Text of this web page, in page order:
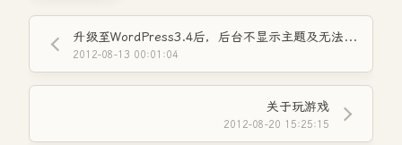
升级至WordPress3.4后，后台不显示主题及无法编辑主题的解决办法！
2012-08-13 00:01:04
关于玩游戏
2012-08-20 15:25:15